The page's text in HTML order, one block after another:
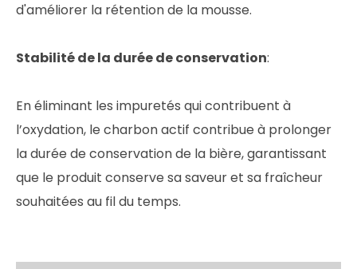
d'améliorer la rétention de la mousse.
Stabilité de la durée de conservation:
En éliminant les impuretés qui contribuent à
l’oxydation, le charbon actif contribue à prolonger
la durée de conservation de la bière, garantissant
que le produit conserve sa saveur et sa fraîcheur
souhaitées au fil du temps.